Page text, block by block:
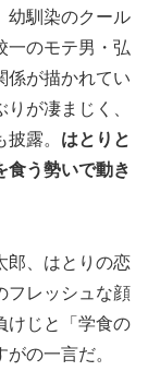
幼馴染のクール
一のモテ男・弘
係が描かれてい
が凄まじく、
露。 はとりと
食う勢いで動き
郎、はとりの恋
フレッシュな顔
けじと「学食の
の一言だ。